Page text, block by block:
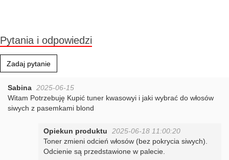
Pytania i odpowiedzi
Zadaj pytanie
Sabina 2025-06-15
Witam Potrzebuję Kupić tuner kwasowyi i jaki wybrać do włosów
siwych z pasemkami blond
Opiekun produktu
2025-06-18 11:00:20
Toner zmieni odcień włosów (bez pokrycia siwych).
Odcienie są przedstawione w palecie.